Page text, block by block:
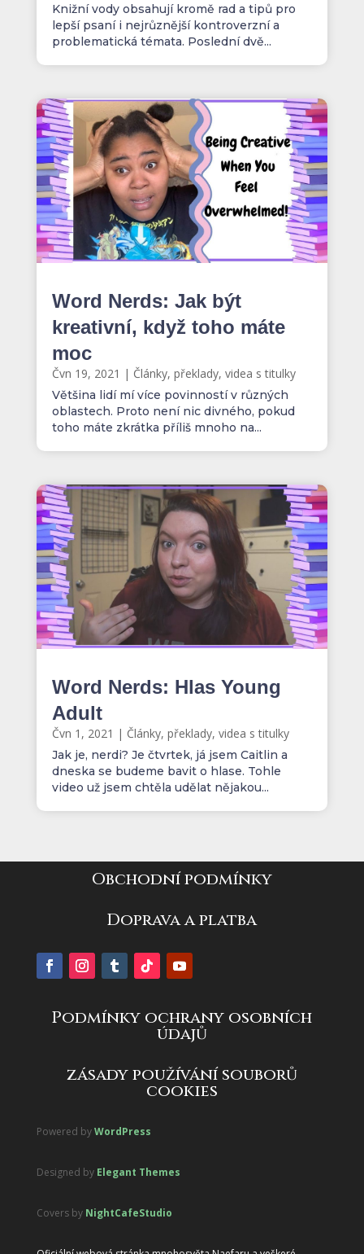
Knižní vody obsahují kromě rad a tipů pro
lepší psaní i nejrůznější kontroverzní a
problematická témata. Poslední dvě...
Word Nerds: Jak být
kreativní, když toho máte
moc
Čvn 19, 2021 | Články, překlady, videa s titulky
Většina lidí mí více povinností v různých
oblastech. Proto není nic divného, pokud
toho máte zkrátka příliš mnoho na...
Word Nerds: Hlas Young
Adult
Čvn 1, 2021 | Články, překlady, videa s titulky
Jak je, nerdi? Je čtvrtek, já jsem Caitlin a
dneska se budeme bavit o hlase. Tohle
video už jsem chtěla udělat nějakou...
Obchodní podmínky
Doprava a platba
Podmínky ochrany osobních
údajů
zásady používání souborů
cookies
Powered byWordPress
Designed by Elegant Themes
Covers by NightCafeStudio